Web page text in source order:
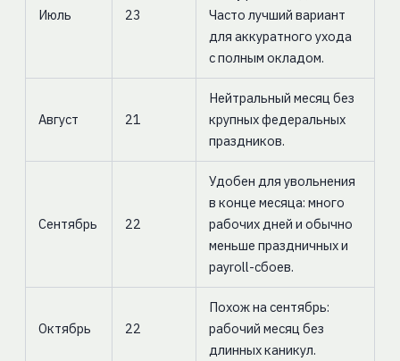
Июль 23
Часто лучший вариант
для аккуратного ухода
с полным окладом.
Август 21
Нейтральный месяц без
крупных федеральных
праздников.
Сентябрь 22
Удобен для увольнения
в конце месяца: много
рабочих дней и обычно
меньше праздничных и
payroll-сбоев.
Октябрь 22
Похож на сентябрь:
рабочий месяц без
длинных каникул.